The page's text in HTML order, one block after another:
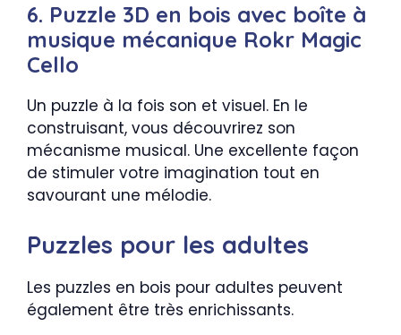
6. Puzzle 3D en bois avec boîte à
musique mécanique Rokr Magic
Cello
Un puzzle à la fois son et visuel. En le
construisant, vous découvrirez son
mécanisme musical. Une excellente façon
de stimuler votre imagination tout en
savourant une mélodie.
Puzzles pour les adultes
Les puzzles en bois pour adultes peuvent
également être très enrichissants.